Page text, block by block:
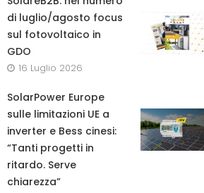
di luglio/agosto focus
sul fotovoltaico in
GDO
16 Luglio 2026
SolarPower Europe
sulle limitazioni UE a
inverter e Bess cinesi:
“Tanti progetti in
ritardo. Serve
chiarezza”